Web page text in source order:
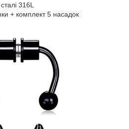
316L
+ комплект 5 насадок